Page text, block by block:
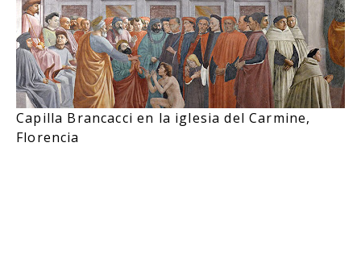
Capilla Brancacci en la iglesia del Carmine,
Florencia